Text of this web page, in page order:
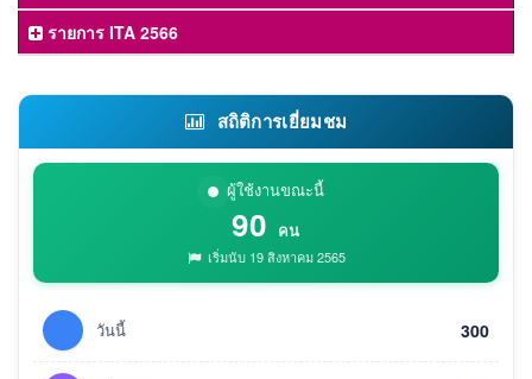
รายการ ITA 2566
สถิติการเยี่ยมชม
ผู้ใช้งานขณะนี้
90 คน
เริ่มนับ 19 สิงหาคม 2565
วันนี้ 300